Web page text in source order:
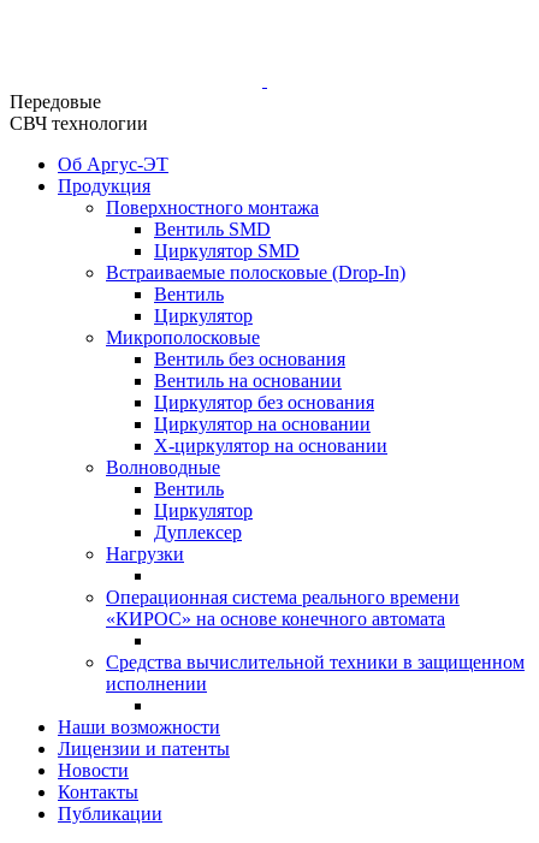
Передовые
СВЧ технологии
Об Аргус-ЭТ
Продукция
Поверхностного монтажа
Вентиль SMD
Циркулятор SMD
Встраиваемые полосковые (Drop-In)
Вентиль
Циркулятор
Микрополосковые
Вентиль без основания
Вентиль на основании
Циркулятор без основания
Циркулятор на основании
Х-циркулятор на основании
Волноводные
Вентиль
Циркулятор
Дуплексер
Нагрузки
Операционная система реального времени
«КИРОС» на основе конечного автомата
Средства вычислительной техники в защищенном
исполнении
Наши возможности
Лицензии и патенты
Новости
Контакты
Публикации